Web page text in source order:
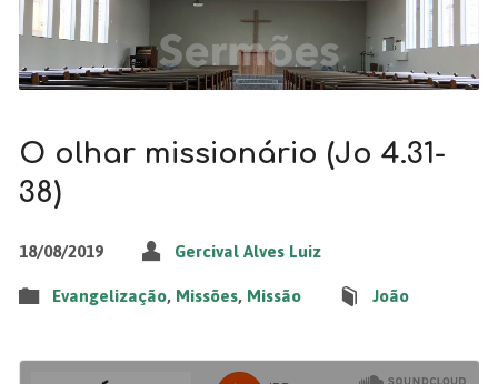
O olhar missionário (Jo 4.31-
38)
18/08/2019 Gercival Alves Luiz
Evangelização, Missões, Missão João